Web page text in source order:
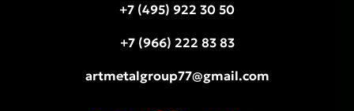
+7 (495) 922 30 50
+7 (966) 222 83 83
artmetalgroup77@gmail.com